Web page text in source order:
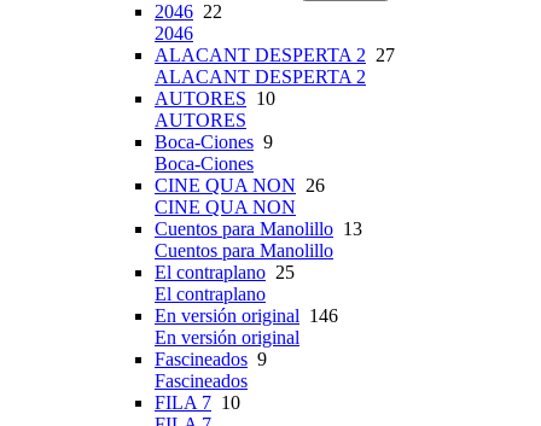
2046 22
2046
ALACANT DESPERTA 2 27
ALACANT DESPERTA 2
AUTORES 10
AUTORES
Boca-Ciones 9
Boca-Ciones
CINE QUA NON 26
CINE QUA NON
Cuentos para Manolillo 13
Cuentos para Manolillo
El contraplano 25
El contraplano
En versión original 146
En versión original
Fascineados 9
Fascineados
FILA 7 10